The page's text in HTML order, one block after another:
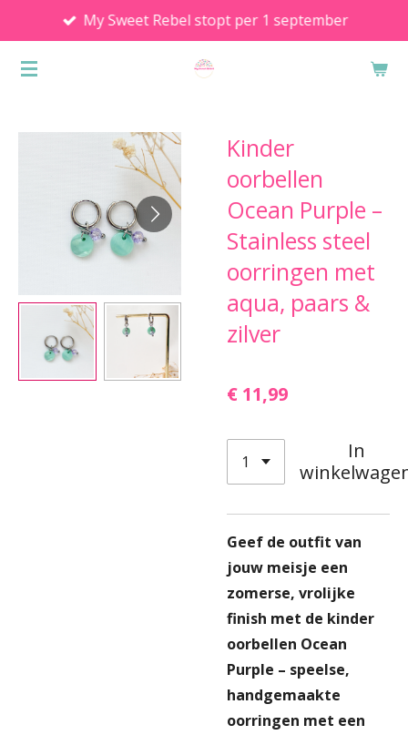
direct
naar
My Sweet Rebel stopt per 1 september
Kinder
oorbellen
Ocean Purple –
Stainless steel
oorringen met
aqua, paars &
zilver
€ 11,99
In
Geef de outfit van
jouw meisje een
zomerse, vrolijke
finish met de kinder
oorbellen Ocean
Purple – speelse,
handgemaakte
oorringen met een